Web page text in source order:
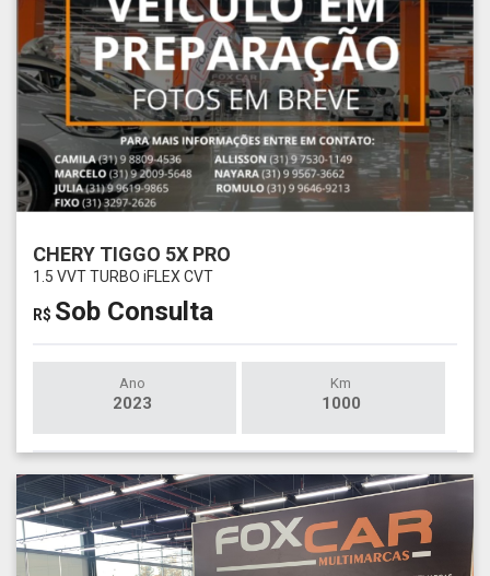
CHERY TIGGO 5X PRO
1.5 VVT TURBO iFLEX CVT
R$ Sob Consulta
Ano
2023
Km
1000